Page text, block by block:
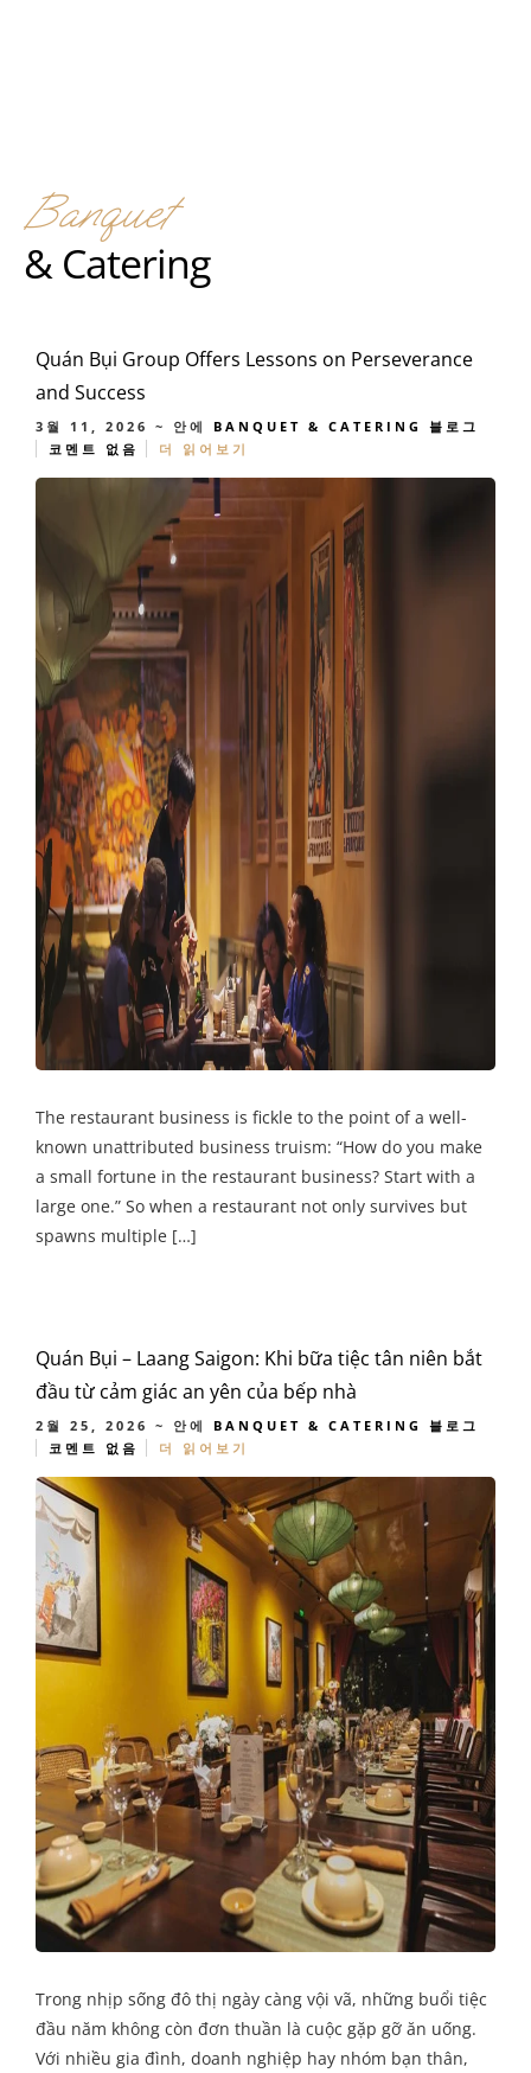
Banquet
& Catering
Quán Bụi Group Offers Lessons on Perseverance
and Success
3월 11, 2026 ~ 안에 BANQUET & CATERING
블로그
코멘트 없음
더 읽어보기
The restaurant business is fickle to the point of a well-
known unattributed business truism: “How do you make
a small fortune in the restaurant business? Start with a
large one.” So when a restaurant not only survives but
spawns multiple […]
Quán Bụi – Laang Saigon: Khi bữa tiệc tân niên bắt
đầu từ cảm giác an yên của bếp nhà
2월 25, 2026 ~ 안에 BANQUET & CATERING
블로그
코멘트 없음
더 읽어보기
Trong nhịp sống đô thị ngày càng vội vã, những buổi tiệc
đầu năm không còn đơn thuần là cuộc gặp gỡ ăn uống.
Với nhiều gia đình, doanh nghiệp hay nhóm bạn thân,